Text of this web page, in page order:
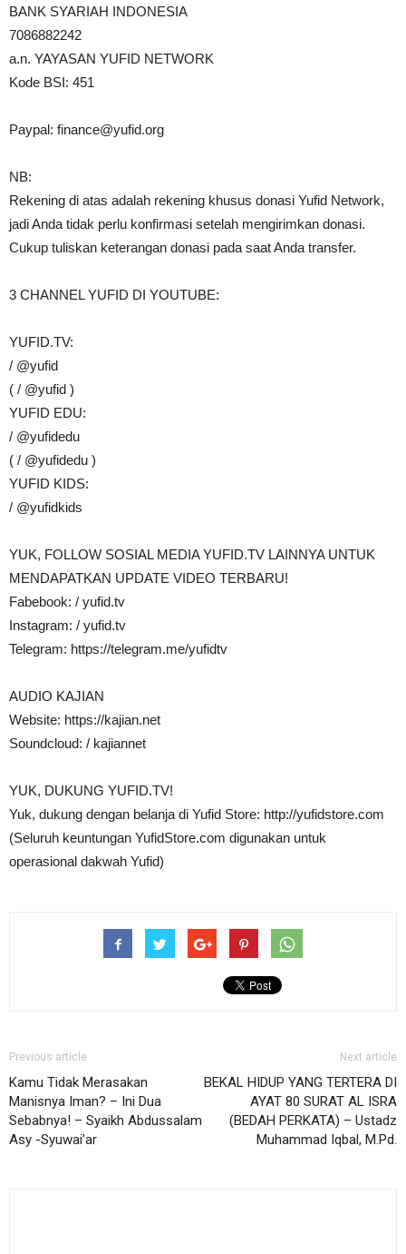
BANK SYARIAH INDONESIA
7086882242
a.n. YAYASAN YUFID NETWORK
Kode BSI: 451
Paypal: finance@yufid.org
NB:
Rekening di atas adalah rekening khusus donasi Yufid Network,
jadi Anda tidak perlu konfirmasi setelah mengirimkan donasi.
Cukup tuliskan keterangan donasi pada saat Anda transfer.
3 CHANNEL YUFID DI YOUTUBE:
YUFID.TV:
/ @yufid
( / @yufid )
YUFID EDU:
/ @yufidedu
( / @yufidedu )
YUFID KIDS:
/ @yufidkids
YUK, FOLLOW SOSIAL MEDIA YUFID.TV LAINNYA UNTUK
MENDAPATKAN UPDATE VIDEO TERBARU!
Fabebook: / yufid.tv
Instagram: / yufid.tv
Telegram: https://telegram.me/yufidtv
AUDIO KAJIAN
Website: https://kajian.net
Soundcloud: / kajiannet
YUK, DUKUNG YUFID.TV!
Yuk, dukung dengan belanja di Yufid Store: http://yufidstore.com
(Seluruh keuntungan YufidStore.com digunakan untuk
operasional dakwah Yufid)
Previous article
Kamu Tidak Merasakan
Manisnya Iman? – Ini Dua
Sebabnya! – Syaikh Abdussalam
Asy -Syuwai’ar
Next article
BEKAL HIDUP YANG TERTERA DI
AYAT 80 SURAT AL ISRA
(BEDAH PERKATA) – Ustadz
Muhammad Iqbal, M.Pd.